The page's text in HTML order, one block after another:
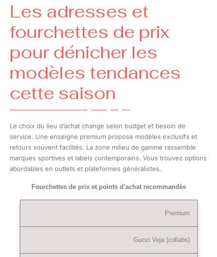
Les adresses et
fourchettes de prix
pour dénicher les
modèles tendances
cette saison
Le choix du lieu d’achat change selon budget et besoin de
service. Une enseigne premium propose modèles exclusifs et
retours souvent facilités. La zone milieu de gamme rassemble
marques sportives et labels contemporains. Vous trouvez options
abordables en outlets et plateformes généralistes.
Fourchettes de prix et points d’achat recommandés
Premium
Gucci Veja (collabs)